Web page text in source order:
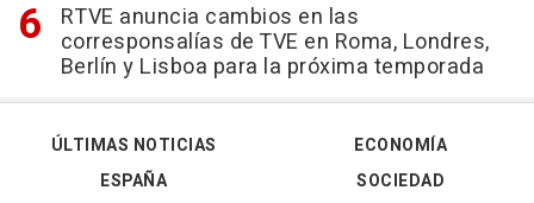
RTVE anuncia cambios en las
corresponsalías de TVE en Roma, Londres,
Berlín y Lisboa para la próxima temporada
ÚLTIMAS NOTICIAS
ESPAÑA
ECONOMÍA
SOCIEDAD